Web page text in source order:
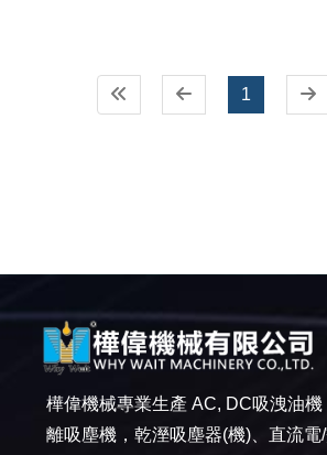
1
樺偉機械專業生產 AC, DC吸洩油
離吸塵機，乾溼吸塵器(機)、直流電